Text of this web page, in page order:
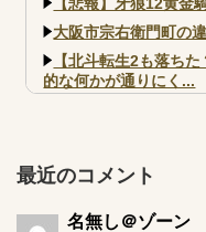
大阪市宗右衛門町の
【北斗転生2も落ち
的な何かが通りにく...
井の軽い絆？
最近のコメント
名無し＠ゾーン